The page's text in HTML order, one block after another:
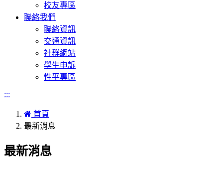
校友專區
聯絡我們
聯絡資訊
交通資訊
社群網站
學生申訴
性平專區
:::
首頁
最新消息
最新消息